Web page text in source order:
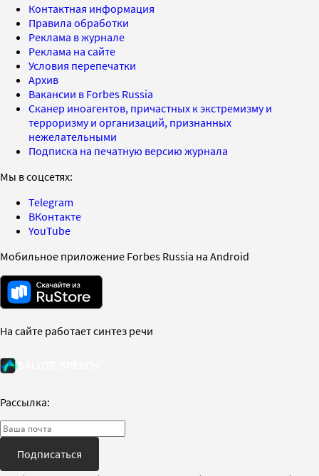
Контактная информация
Правила обработки
Реклама в журнале
Реклама на сайте
Условия перепечатки
Архив
Вакансии в Forbes Russia
Сканер иноагентов, причастных к экстремизму и
терроризму и организаций, признанных
нежелательными
Подписка на печатную версию журнала
Мы в соцсетях:
Telegram
ВКонтакте
YouTube
Мобильное приложение Forbes Russia на Android
На сайте работает синтез речи
Рассылка:
Подписаться